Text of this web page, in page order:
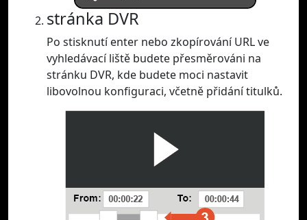
stránka DVR
Po stisknutí enter nebo zkopírování URL ve
vyhledávací liště budete přesměrováni na
stránku DVR, kde budete moci nastavit
libovolnou konfiguraci, včetně přidání titulků.